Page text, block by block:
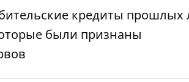
кредиты прошлых
были признаны